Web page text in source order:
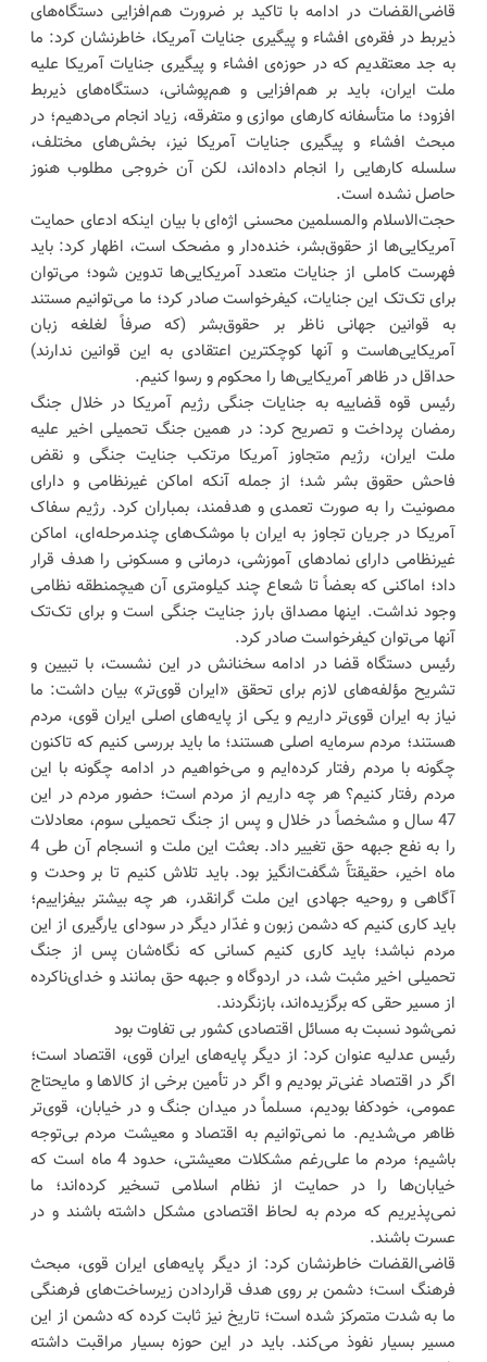
قاضی‌القضات در ادامه با تاکید بر ضرورت هم‌افزایی دستگاه‌های
ذیربط در فقره‌ی افشاء و پیگیری جنایات آمریکا، خاطرنشان کرد: ما
به جد معتقدیم که در حوزه‌ی افشاء و پیگیری جنایات آمریکا علیه
ملت ایران، باید بر هم‌افزایی و هم‌پوشانی، دستگاه‌های ذیربط
افزود؛ ما متأسفانه کار‌های موازی و متفرقه، زیاد انجام می‌دهیم؛ در
مبحث افشاء و پیگیری جنایات آمریکا نیز، بخش‌های مختلف،
سلسله کار‌هایی را انجام داده‌اند، لکن آن خروجی مطلوب هنوز
حاصل نشده است.
حجت‌الاسلام‌ والمسلمین محسنی اژه‌ای با بیان اینکه ادعای حمایت
آمریکایی‌ها از حقوق‌بشر، خنده‌دار و مضحک است، اظهار کرد: باید
فهرست کاملی از جنایات متعدد آمریکایی‌ها تدوین شود؛ می‌توان
برای تک‌تک این جنایات، کیفرخواست صادر کرد؛ ما می‌توانیم مستند
به قوانین جهانی ناظر بر حقوق‌بشر (که صرفاً لغلغه زبان
آمریکایی‌هاست و آنها کوچکترین اعتقادی به این قوانین ندارند)
حداقل در ظاهر آمریکایی‌ها را محکوم و رسوا کنیم.
رئیس قوه قضاییه به جنایات جنگی رژیم آمریکا در خلال جنگ
رمضان پرداخت و تصریح کرد: در همین جنگ تحمیلی اخیر علیه
ملت ایران، رژیم متجاوز آمریکا مرتکب جنایت جنگی و نقض
فاحش حقوق بشر شد؛ از جمله آنکه اماکن غیرنظامی و دارای
مصونیت را به صورت تعمدی و هدفمند، بمباران کرد. رژیم سفاک
آمریکا در جریان تجاوز به ایران با موشک‌های چندمرحله‌ای، اماکن
غیرنظامی دارای نماد‌های آموزشی، درمانی و مسکونی را هدف قرار
داد؛ اماکنی که بعضاً تا شعاع چند کیلومتری آن هیچمنطقه نظامی
وجود نداشت. اینها مصداق بارز جنایت جنگی است و برای تک‌تک
آنها می‌توان کیفرخواست صادر کرد.
رئیس دستگاه قضا در ادامه سخنانش در این نشست، با تبیین و
تشریح مؤلفه‌های لازم برای تحقق «ایران قوی‌تر» بیان داشت: ما
نیاز به ایران قوی‌تر داریم و یکی از پایه‌های اصلی ایران قوی، مردم
هستند؛ مردم سرمایه اصلی هستند؛ ما باید بررسی کنیم که تاکنون
چگونه با مردم رفتار کرده‌ایم و می‌خواهیم در ادامه چگونه با این
مردم رفتار کنیم؟ هر چه داریم از مردم است؛ حضور مردم در این
47 سال و مشخصاً در خلال و پس از جنگ تحمیلی سوم، معادلات
را به نفع جبهه حق تغییر داد. بعثت این ملت و انسجام آن طی 4
ماه اخیر، حقیقتآً شگفت‌انگیز بود. باید تلاش کنیم تا بر وحدت و
آگاهی و روحیه جهادی این ملت گرانقدر، هر چه بیشتر بیفزاییم؛
باید کاری کنیم که دشمن زبون و غدّار دیگر در سودای یارگیری از این
مردم نباشد؛ باید کاری کنیم کسانی که نگاه‌شان پس از جنگ
تحمیلی اخیر مثبت شد، در اردوگاه و جبهه حق بمانند و خدای‌ناکرده
از مسیر حقی که برگزیده‌اند، بازنگردند.
نمی‌شود نسبت به مسائل اقتصادی کشور بی تفاوت بود
رئیس عدلیه عنوان کرد: از دیگر پایه‌های ایران قوی، اقتصاد است؛
اگر در اقتصاد غنی‌تر بودیم و اگر در تأمین برخی از کالا‌ها و مایحتاج
عمومی، خودکفا بودیم، مسلماً در میدان جنگ و در خیابان، قوی‌تر
ظاهر می‌شدیم. ما نمی‌توانیم به اقتصاد و معیشت مردم بی‌توجه
باشیم؛ مردم ما علی‌رغم مشکلات معیشتی، حدود 4 ماه است که
خیابان‌ها را در حمایت از نظام اسلامی تسخیر کرده‌اند؛ ما
نمی‌پذیریم که مردم به لحاظ اقتصادی مشکل داشته باشند و در
عسرت باشند.
قاضی‌القضات خاطرنشان کرد: از دیگر پایه‌های ایران قوی، مبحث
فرهنگ است؛ دشمن بر روی هدف قراردادن زیرساخت‌های فرهنگی
ما به شدت متمرکز شده است؛ تاریخ نیز ثابت کرده که دشمن از این
مسیر بسیار نفوذ می‌کند. باید در این حوزه بسیار مراقبت داشته